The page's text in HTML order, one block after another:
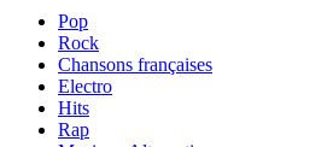
Pop
Rock
Chansons françaises
Electro
Hits
Rap